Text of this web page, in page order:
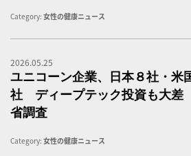
Category: 女性の健康ニュース
2026.05.25
ユニコーン企業、日本８社・米
社 ディープテック投資も大
省調査
Category: 女性の健康ニュース